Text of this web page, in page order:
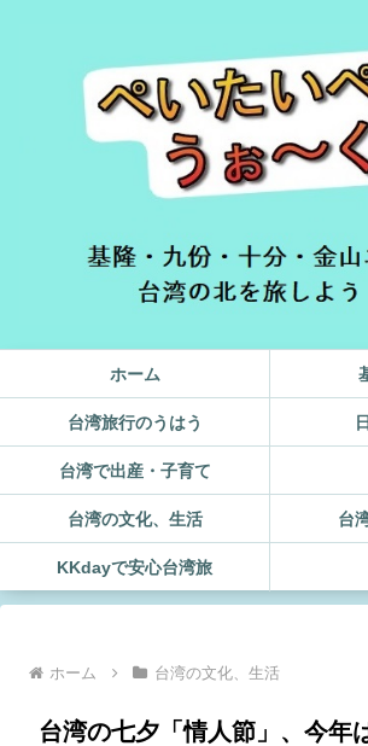
ホーム
台湾旅行のうはう
台湾で出産・子育て
台湾の文化、生活 台
KKdayで安心台湾旅
ホーム 台湾の文化、生活
台湾の七夕「情人節」、今年